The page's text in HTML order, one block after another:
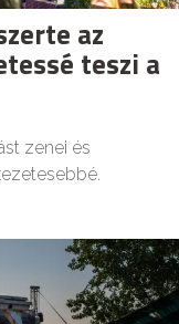
az
teszi a
zenei és